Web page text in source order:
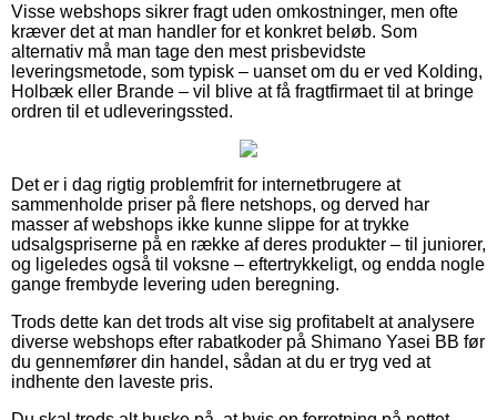
Visse webshops sikrer fragt uden omkostninger, men ofte
kræver det at man handler for et konkret beløb. Som
alternativ må man tage den mest prisbevidste
leveringsmetode, som typisk – uanset om du er ved Kolding,
Holbæk eller Brande – vil blive at få fragtfirmaet til at bringe
ordren til et udleveringssted.
Det er i dag rigtig problemfrit for internetbrugere at
sammenholde priser på flere netshops, og derved har
masser af webshops ikke kunne slippe for at trykke
udsalgspriserne på en række af deres produkter – til juniorer,
og ligeledes også til voksne – eftertrykkeligt, og endda nogle
gange frembyde levering uden beregning.
Trods dette kan det trods alt vise sig profitabelt at analysere
diverse webshops efter rabatkoder på Shimano Yasei BB før
du gennemfører din handel, sådan at du er tryg ved at
indhente den laveste pris.